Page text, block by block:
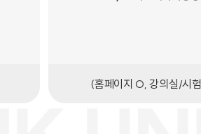
(홈페이지 O, 강의실/시